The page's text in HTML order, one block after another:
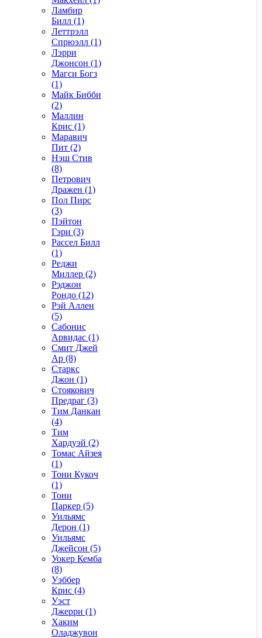
Ламбир
Билл (1)
Леттрэлл
Спрюэлл (1)
Лэрри
Джонсон (1)
Магси Богз
(1)
Майк Бибби
(2)
Маллин
Крис (1)
Маравич
Пит (2)
Нэш Стив
(8)
Петрович
Дражен (1)
Пол Пирс
(3)
Пэйтон
Гэри (3)
Рассел Билл
(1)
Реджи
Миллер (2)
Рэджон
Рондо (12)
Рэй Аллен
(5)
Сабонис
Арвидас (1)
Смит Джей
Ар (8)
Старкс
Джон (1)
Стоякович
Предраг (3)
Тим Данкан
(4)
Тим
Хардуэй (2)
Томас Айзея
(1)
Тони Кукоч
(1)
Тони
Паркер (5)
Уильямс
Дерон (1)
Уильямс
Джейсон (5)
Уокер Кемба
(8)
Уэббер
Крис (4)
Уэст
Джерри (1)
Хаким
Оладжувон